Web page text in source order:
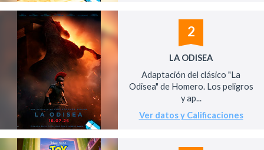
2
LA ODISEA
Adaptación del clásico "La
Odisea" de Homero. Los peligros
y ap...
Ver datos y Calificaciones